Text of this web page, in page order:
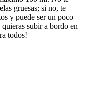
gruesas; si no, te
y puede ser un poco
subir a bordo en
todos!